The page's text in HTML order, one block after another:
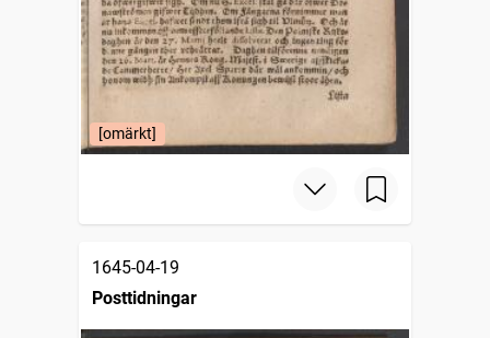
[omärkt]
1645-04-19
Posttidningar